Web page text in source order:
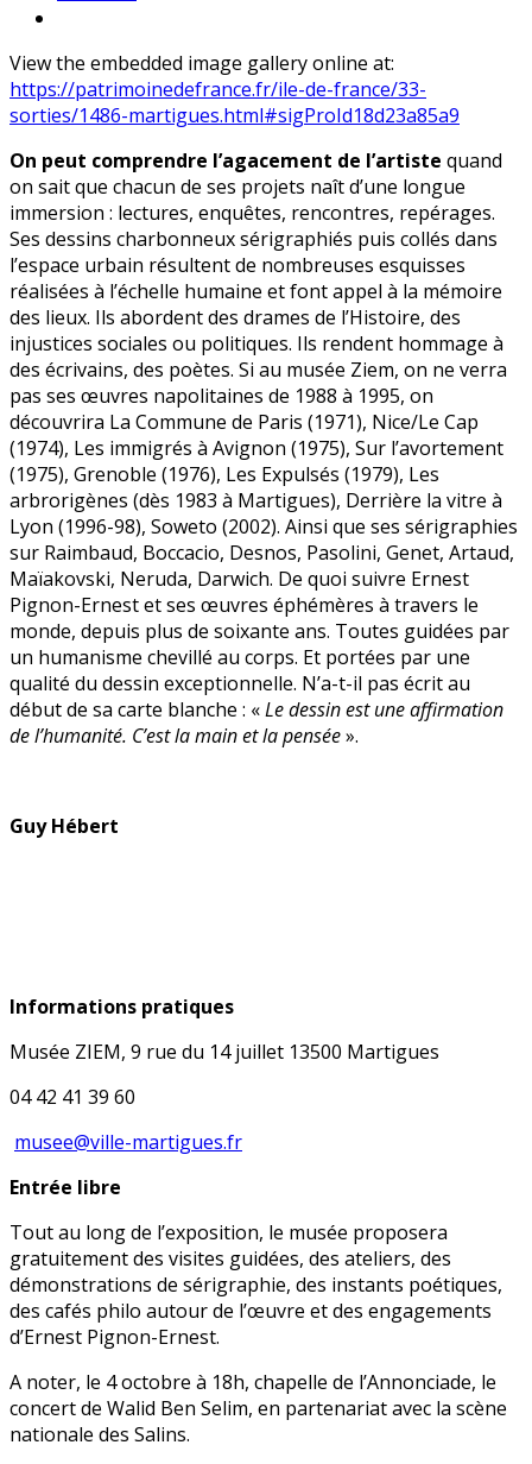
View the embedded image gallery online at:
https://patrimoinedefrance.fr/ile-de-france/33-
sorties/1486-martigues.html#sigProId18d23a85a9
On peut comprendre l’agacement de l’artiste quand
on sait que chacun de ses projets naît d’une longue
immersion : lectures, enquêtes, rencontres, repérages.
Ses dessins charbonneux sérigraphiés puis collés dans
l’espace urbain résultent de nombreuses esquisses
réalisées à l’échelle humaine et font appel à la mémoire
des lieux. Ils abordent des drames de l’Histoire, des
injustices sociales ou politiques. Ils rendent hommage à
des écrivains, des poètes. Si au musée Ziem, on ne verra
pas ses œuvres napolitaines de 1988 à 1995, on
découvrira La Commune de Paris (1971), Nice/Le Cap
(1974), Les immigrés à Avignon (1975), Sur l’avortement
(1975), Grenoble (1976), Les Expulsés (1979), Les
arbrorigènes (dès 1983 à Martigues), Derrière la vitre à
Lyon (1996-98), Soweto (2002). Ainsi que ses sérigraphies
sur Raimbaud, Boccacio, Desnos, Pasolini, Genet, Artaud,
Maïakovski, Neruda, Darwich. De quoi suivre Ernest
Pignon-Ernest et ses œuvres éphémères à travers le
monde, depuis plus de soixante ans. Toutes guidées par
un humanisme chevillé au corps. Et portées par une
qualité du dessin exceptionnelle. N’a-t-il pas écrit au
début de sa carte blanche : «Le dessin est une affirmation
de l’humanité. C’est la main et la pensée».
Guy Hébert
Informations pratiques
Musée ZIEM, 9 rue du 14 juillet 13500 Martigues
04 42 41 39 60
musee@ville-martigues.fr
Entrée libre
Tout au long de l’exposition, le musée proposera
gratuitement des visites guidées, des ateliers, des
démonstrations de sérigraphie, des instants poétiques,
des cafés philo autour de l’œuvre et des engagements
d’Ernest Pignon-Ernest.
A noter, le 4 octobre à 18h, chapelle de l’Annonciade, le
concert de Walid Ben Selim, en partenariat avec la scène
nationale des Salins.